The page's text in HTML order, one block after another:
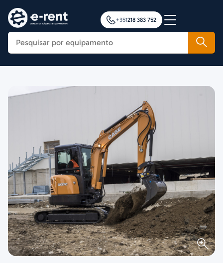
Construção
Agricultura
Formação
Contactos
+351218 383 752